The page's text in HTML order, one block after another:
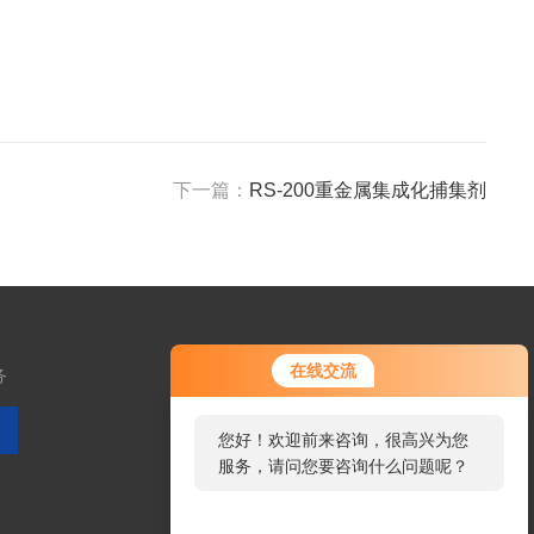
在线交流
您好！欢迎前来咨询，很高兴为您
服务，请问您要咨询什么问题呢？
下一篇： RS-200重金属集成化捕集剂
扫码加微信